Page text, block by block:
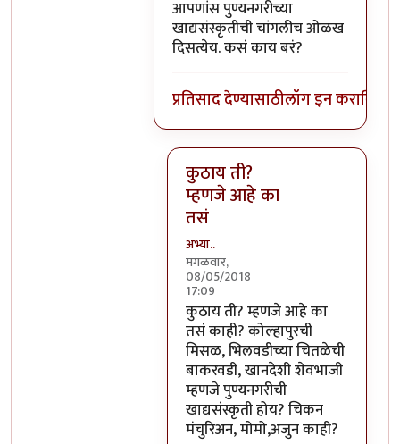
In reply toकाये ना, की पुणेकरांना भायेर
आपणांस पुण्यनगरीच्या
खाद्यसंस्कृतीची चांगलीच ओळख
दिसत्येय. कसं काय बरं?
प्रतिसाद देण्यासाठीलॉग इन कराकिंवा
कुठाय ती?
म्हणजे आहे का
तसं
अभ्या..
मंगळवार,
08/05/2018
17:09
In reply toआपणांस पुण्यनगरीच्या
कुठाय ती? म्हणजे आहे का
तसं काही? कोल्हापुरची
मिसळ, भिलवडीच्या चितळेची
बाकरवडी, खानदेशी शेवभाजी
म्हणजे पुण्यनगरीची
खाद्यसंस्कृती होय? चिकन
मंचुरिअन, मोमो,अजुन काही?